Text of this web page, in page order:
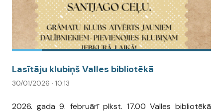
Lasītāju klubiņš Valles bibliotēkā
30/01/2026 · 10:13
2026. gada 9. februārī plkst. 17.00 Valles bibliotēkā